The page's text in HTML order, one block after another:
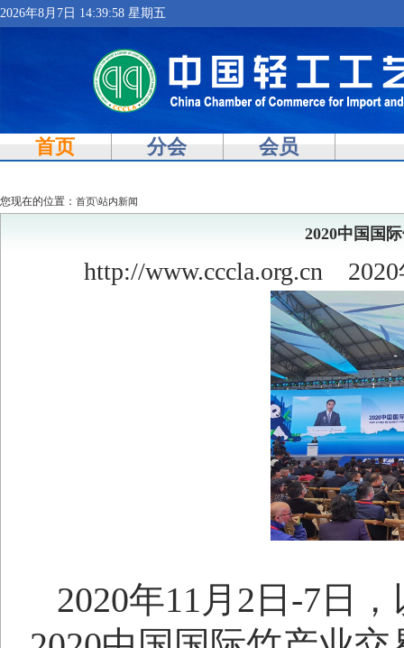
2026年8月7日 14:39:58 星期五
首页 分会 会员
您现在的位置： 首页\站内新闻
2020中国国
http://www.cccla.org.cn
2020年11月 2 日 -7 日